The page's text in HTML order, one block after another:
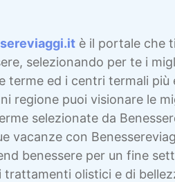
è il portale che
selezionando per te i
terme ed i centri termali
regione puoi visionare le
selezionate da
vacanze con
benessere per un fine
trattamenti olistici e di